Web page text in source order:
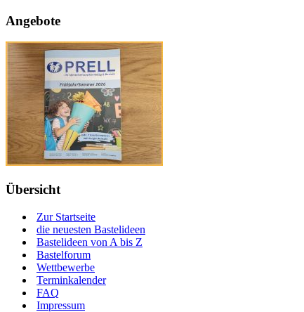
Angebote
Übersicht
Zur Startseite
die neuesten Bastelideen
Bastelideen von A bis Z
Bastelforum
Wettbewerbe
Terminkalender
FAQ
Impressum